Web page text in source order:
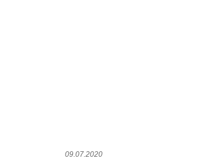
09.07.2020